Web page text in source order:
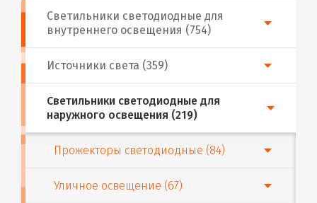
Источники света (359)
Светильники светодиодные для
внутреннего освещения (754)
Светильники светодиодные для
наружного освещения (219)
Прожекторы светодиодные (84)
Уличное освещение (67)